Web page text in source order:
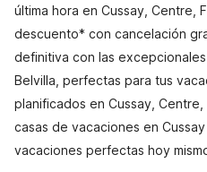
última hora en Cussay, Centre,
descuento* con cancelación
definitiva con las
Belvilla, perfectas para tus
planificados en Cussay,
casas de vacaciones en
vacaciones perfectas hoy